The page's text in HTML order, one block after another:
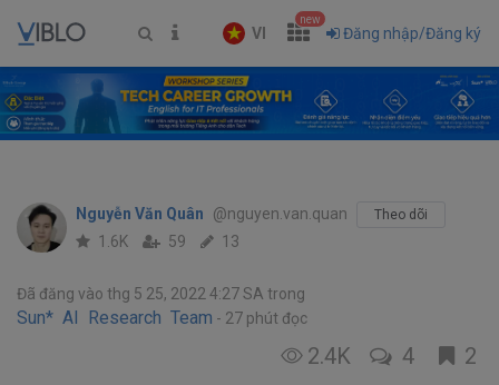
VI
new
Đăng nhập/Đăng ký
Nguyễn Văn Quân @nguyen.van.quan Theo dõi
1.6K 59 13
Đã đăng vào thg 5 25, 2022 4:27 SA trong
Sun* AI Research Team 27 phút đọc
2.4K 4 2